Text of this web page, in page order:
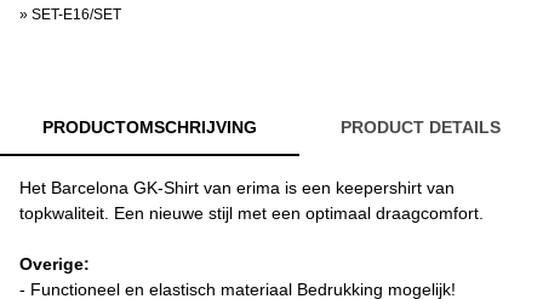
» SET-E16/SET
PRODUCTOMSCHRIJVING PRODUCT DETAILS
Het Barcelona GK-Shirt van erima is een keepershirt van
topkwaliteit. Een nieuwe stijl met een optimaal draagcomfort.
Overige:
- Functioneel en elastisch materiaal Bedrukking mogelijk!